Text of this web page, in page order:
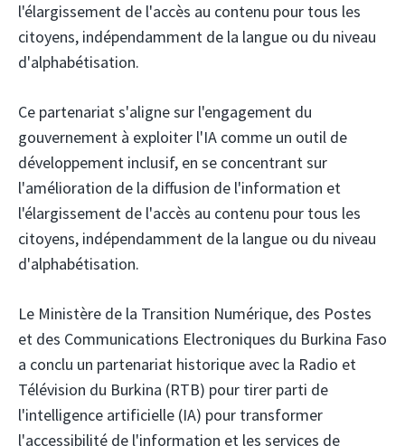
l'élargissement de l'accès au contenu pour tous les
citoyens, indépendamment de la langue ou du niveau
d'alphabétisation.
Ce partenariat s'aligne sur l'engagement du
gouvernement à exploiter l'IA comme un outil de
développement inclusif, en se concentrant sur
l'amélioration de la diffusion de l'information et
l'élargissement de l'accès au contenu pour tous les
citoyens, indépendamment de la langue ou du niveau
d'alphabétisation.
Le Ministère de la Transition Numérique, des Postes
et des Communications Electroniques du Burkina Faso
a conclu un partenariat historique avec la Radio et
Télévision du Burkina (RTB) pour tirer parti de
l'intelligence artificielle (IA) pour transformer
l'accessibilité de l'information et les services de